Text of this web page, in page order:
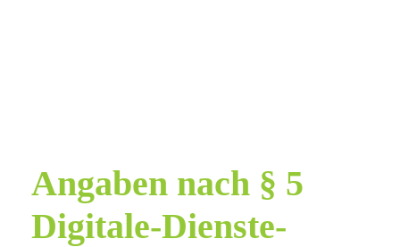
Angaben nach § 5
Digitale-Dienste-